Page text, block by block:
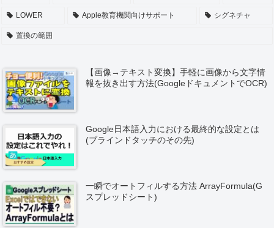
LOWER Apple教育機関向けサポート シグネチャ
置換の範囲
【画像→テキスト変換】手軽に画像から文字情
報を抜き出す方法(GoogleドキュメントでOCR)
Google日本語入力における最終的な設定とは
(ブラインドタッチのその先)
一瞬でオートフィルする方法 ArrayFormula(G
スプレッドシート)